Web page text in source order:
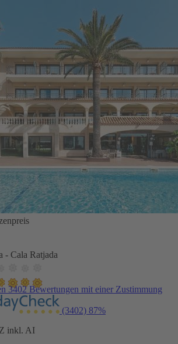
- Cala Ratjada
3402 Bewertungen mit einer Zustimmung
(3402) 87%
inkl. AI